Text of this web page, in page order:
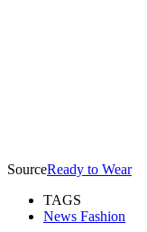
SourceReady to Wear
TAGS
News Fashion